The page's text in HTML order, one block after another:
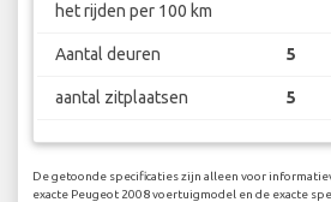
het rijden per 100 km
Aantal deuren 5
aantal zitplaatsen 5
De getoonde specificaties zijn alleen voor
exacte Peugeot 2008 voertuigmodel en de exacte